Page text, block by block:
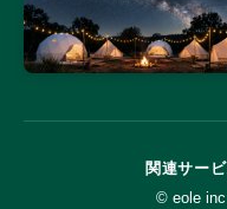
関連サー
© eole